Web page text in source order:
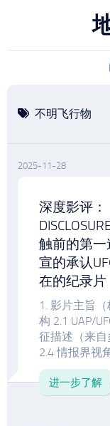
不明飞行物
2025-11-28
深度影评：
触前的第
宣的承认
在的纪录片
1. 影片主旨（
构 2.1 UAP/
征描述（来自
2.4 情报界视
进一步了解